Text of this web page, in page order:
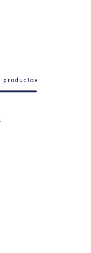
productos